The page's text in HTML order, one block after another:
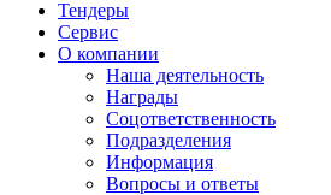
Тендеры
Сервис
О компании
Наша деятельность
Награды
Соцответственность
Подразделения
Информация
Вопросы и ответы